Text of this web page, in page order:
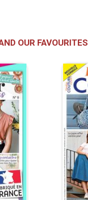
OUR FAVOURITES